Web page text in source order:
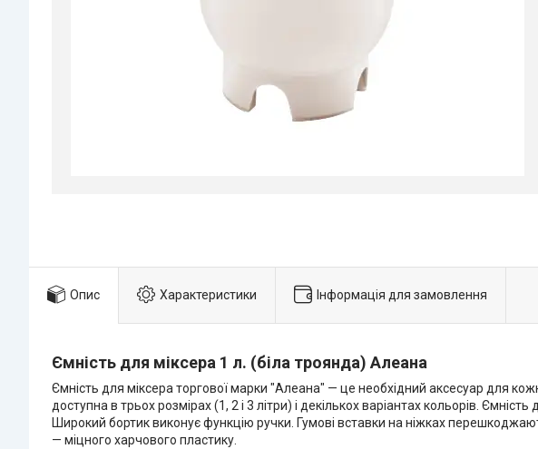
Опис Характеристики Інформація для замовлення
Ємність для міксера 1 л. (біла троянда) Алеана
Ємність для міксера торгової марки "Алеана" — це необхідний аксесуар для
доступна в трьох розмірах (1, 2 і 3 літри) і декількох варіантах кольорів.
Широкий бортик виконує функцію ручки. Гумові вставки на ніжках
— міцного харчового пластику.